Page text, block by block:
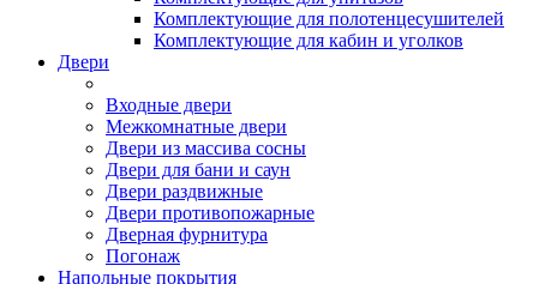
Комплектующие для полотенцесушителей
Комплектующие для кабин и уголков
Двери
Входные двери
Межкомнатные двери
Двери из массива сосны
Двери для бани и саун
Двери раздвижные
Двери противопожарные
Дверная фурнитура
Погонаж
Напольные покрытия